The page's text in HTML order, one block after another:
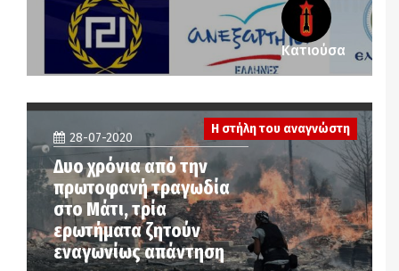
Κατιούσα
28-07-2020
Δυο χρόνια από την
πρωτοφανή τραγωδία
στο Μάτι, τρία
ερωτήματα ζητούν
εναγωνίως απάντηση
Η στήλη του αναγνώστη